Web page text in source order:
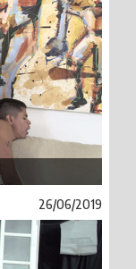
26/06/2019